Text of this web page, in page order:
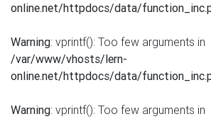
online.net/httpdocs/data/
Warning: vprintf(): Too few arguments in
/var/www/vhosts/lern-
online.net/httpdocs/data/
Warning: vprintf(): Too few arguments in